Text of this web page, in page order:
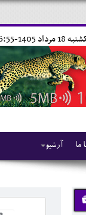
مرداد 1405-16:55-
آرشیو ما